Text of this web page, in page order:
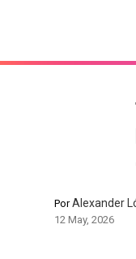
PorAlexander
12 May, 2026